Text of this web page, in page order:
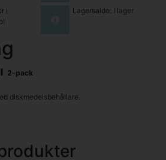
i
Lagersaldo: I lager
2-pack
diskmedelsbehållare.